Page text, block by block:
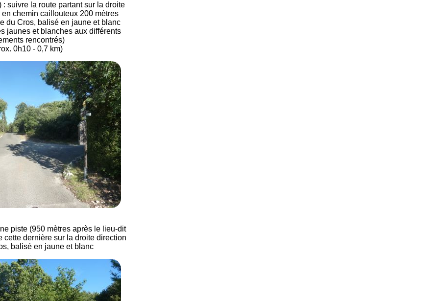
suivre la route partant sur la droite
chemin caillouteux 200 mètres
du Cros, balisé en jaune et blanc
jaunes et blanches aux différents
rencontrés)
0h10 - 0,7 km)
piste (950 mètres après le lieu-dit
cette dernière sur la droite direction
balisé en jaune et blanc